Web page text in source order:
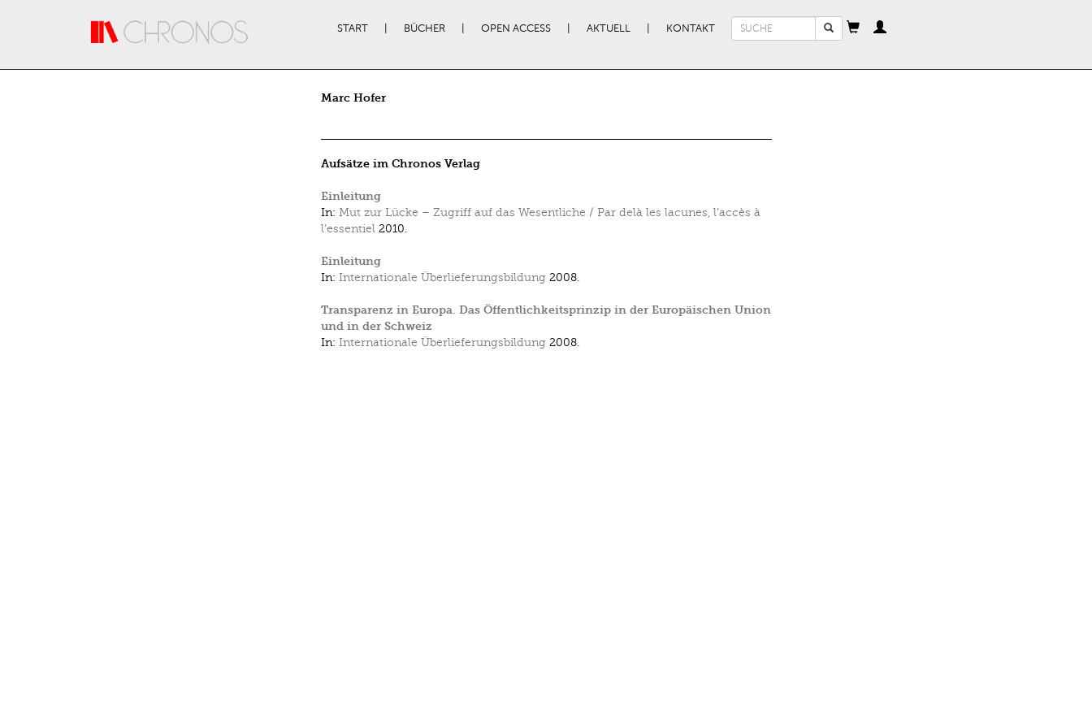
START BÜCHER OPEN ACCESS AKTUELL KONTAKT
Suchformular
Marc Hofer
Aufsätze im Chronos Verlag
Einleitung
In: Mut zur Lücke – Zugriff auf das Wesentliche / Par delà les lacunes, l’accès à
l’essentiel 2010.
Einleitung
In: Internationale Überlieferungsbildung 2008.
Transparenz in Europa. Das Öffent­lichkeitsprinzip in der Europäischen Union
und in der Schweiz
In: Internationale Überlieferungsbildung 2008.